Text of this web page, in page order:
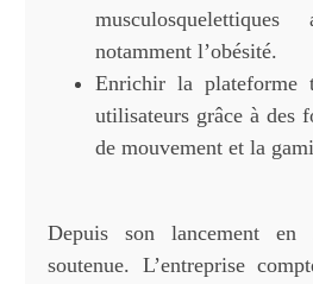
notamment l’obésité.
Enrichir la plateforme
utilisateurs grâce à des
de mouvement et la
Depuis son lancement en
soutenue. L’entreprise